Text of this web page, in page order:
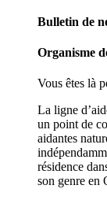
Bulletin de
Organisme
Vous êtes là
La ligne
un point de
aidantes
résidence
son genre en